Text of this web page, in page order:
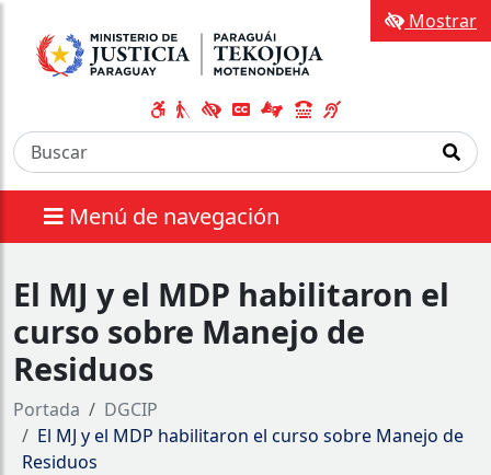
Menú de navegación
Mostrar
El MJ y el MDP habilitaron el
curso sobre Manejo de
Residuos
Portada
DGCIP
El MJ y el MDP habilitaron el curso sobre Manejo de
Residuos